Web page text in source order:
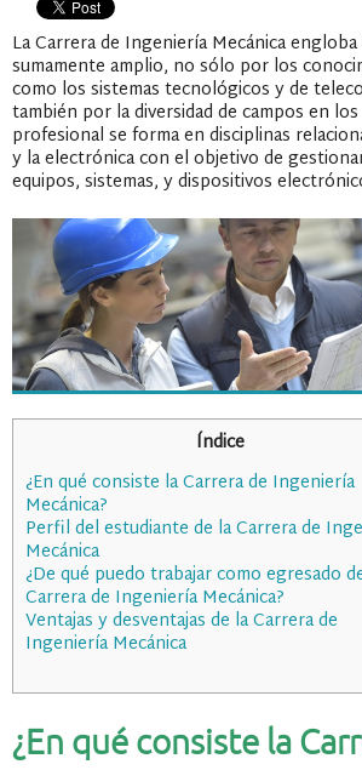
La Carrera de Ingeniería Mecánica
sumamente amplio, no sólo por los
como los sistemas tecnológicos y de
también por la diversidad de campos en
profesional se forma en disciplinas
y la electrónica con el objetivo de
equipos, sistemas, y dispositivos
Índice
¿En qué consiste la Carrera de Ingeniería
Mecánica?
Perfil del estudiante de la Carrera de
Mecánica
¿De qué puedo trabajar como egresado
Carrera de Ingeniería Mecánica?
Ventajas y desventajas de la Carrera de
Ingeniería Mecánica
¿En qué consiste la